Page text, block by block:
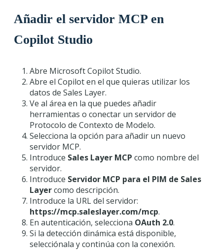
Añadir el servidor MCP en
Copilot Studio
Abre Microsoft Copilot Studio.
Abre el Copilot en el que quieras utilizar los
datos de Sales Layer.
Ve al área en la que puedes añadir
herramientas o conectar un servidor de
Protocolo de Contexto de Modelo.
Selecciona la opción para añadir un nuevo
servidor MCP.
Introduce Sales Layer MCP como nombre del
servidor.
Introduce Servidor MCP para el PIM de Sales
Layercomo descripción.
Introduce la URL del servidor:
https://mcp.saleslayer.com/mcp.
En autenticación, selecciona OAuth 2.0.
Si la detección dinámica está disponible,
selecciónala y continúa con la conexión.